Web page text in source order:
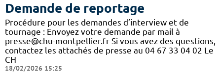
Demande de reportage
Procédure pour les demandes d’interview et de
tournage : Envoyez votre demande par mail à
presse@chu-montpellier.fr Si vous avez des questions,
contactez les attachés de presse au 04 67 33 04 02 Le
CH
18/02/2026 15:25